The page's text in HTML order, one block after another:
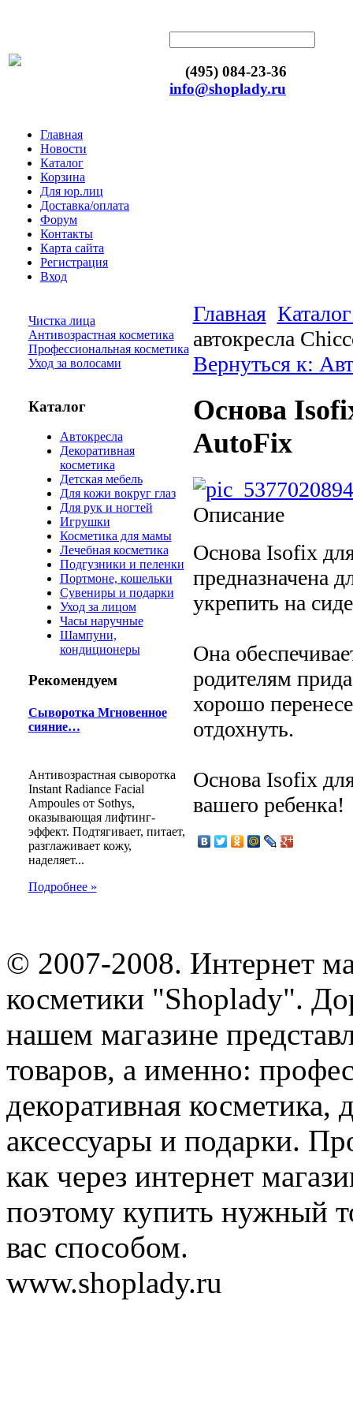
(495) 084-23-36
info@shoplady.ru
Главная
Новости
Каталог
Корзина
Для юр.лиц
Доставка/оплата
Форум
Контакты
Карта сайта
Регистрация
Вход
Чистка лица
Антивозрастная косметика
Профессиональная косметика
Уход за волосами
Каталог
Автокресла
Декоративная
косметика
Детская мебель
Для кожи вокруг глаз
Для рук и ногтей
Игрушки
Косметика для мамы
Лечебная косметика
Подгузники и пеленки
Портмоне, кошельки
Сувениры и подарки
Уход за лицом
Часы наручные
Шампуни,
кондиционеры
Рекомендуем
Сыворотка Мгновенное
сияние…
Антивозрастная сыворотка
Instant Radiance Facial
Ampoules от Sothys,
оказывающая лифтинг-
эффект. Подтягивает, питает,
разглаживает кожу,
наделяет...
Подробнее »
Главная
автокресла
Вернуться к:
Основа
AutoFix
Описание
Основа Isofix
предназначена
укрепить на
Она
родителям
хорошо
отдохнуть.
Основа Isofix
вашего ребенка!
© 2007-2008. Интернет
косметики "Shoplady".
нашем магазине
товаров, а именно:
декоративная косметика,
аксессуары и подарки.
как через интернет
поэтому купить нужный
вас способом.
www.shoplady.ru